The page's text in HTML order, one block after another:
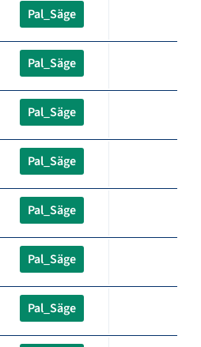
Pal_Säge
Pal_Säge
Pal_Säge
Pal_Säge
Pal_Säge
Pal_Säge
Pal_Säge